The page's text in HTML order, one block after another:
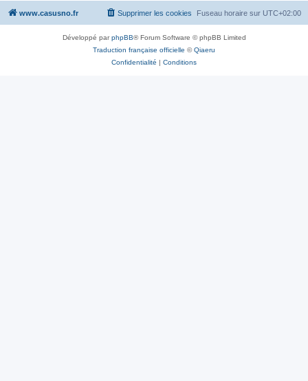
www.casusno.fr Fuseau horaire sur UTC+02:00
Supprimer les cookies
Développé parphpBB® Forum Software © phpBB Limited
Traduction française officielle ©Qiaeru
Confidentialité | Conditions